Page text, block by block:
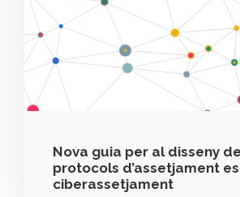
Nova guia per al disseny de
protocols d’assetjament
ciberassetjament